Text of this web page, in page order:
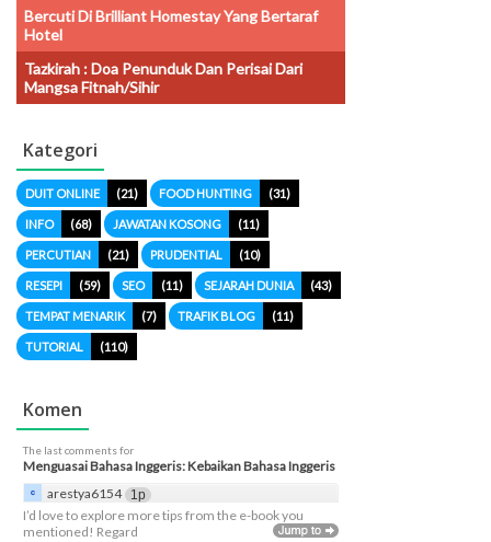
Bercuti Di Brilliant Homestay Yang Bertaraf
Hotel
Tazkirah : Doa Penunduk Dan Perisai Dari
Mangsa Fitnah/sihir
Kategori
DUIT ONLINE (21) FOOD HUNTING (31)
INFO (68) JAWATAN KOSONG (11)
PERCUTIAN (21) PRUDENTIAL (10)
RESEPI (59) SEO (11) SEJARAH DUNIA (43)
TEMPAT MENARIK (7) TRAFIK BLOG (11)
TUTORIAL (110)
Komen
The last comments for
Menguasai Bahasa Inggeris: Kebaikan Bahasa Inggeris
arestya6154
1p
I’d love to explore more tips from the e-book you
mentioned! Regard